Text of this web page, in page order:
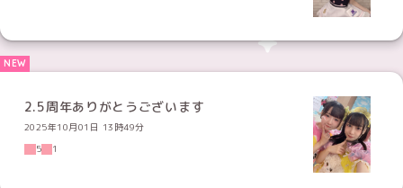
2.5周年ありがとうございます
2025年10月01日 13時49分
5
1